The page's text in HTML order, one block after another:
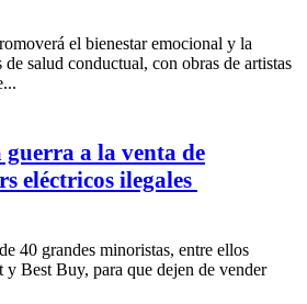
el bienestar emocional y la
salud conductual, con obras de artistas
a la venta de
eléctricos ilegales
40 grandes minoristas, entre ellos
Best Buy, para que dejen de vender